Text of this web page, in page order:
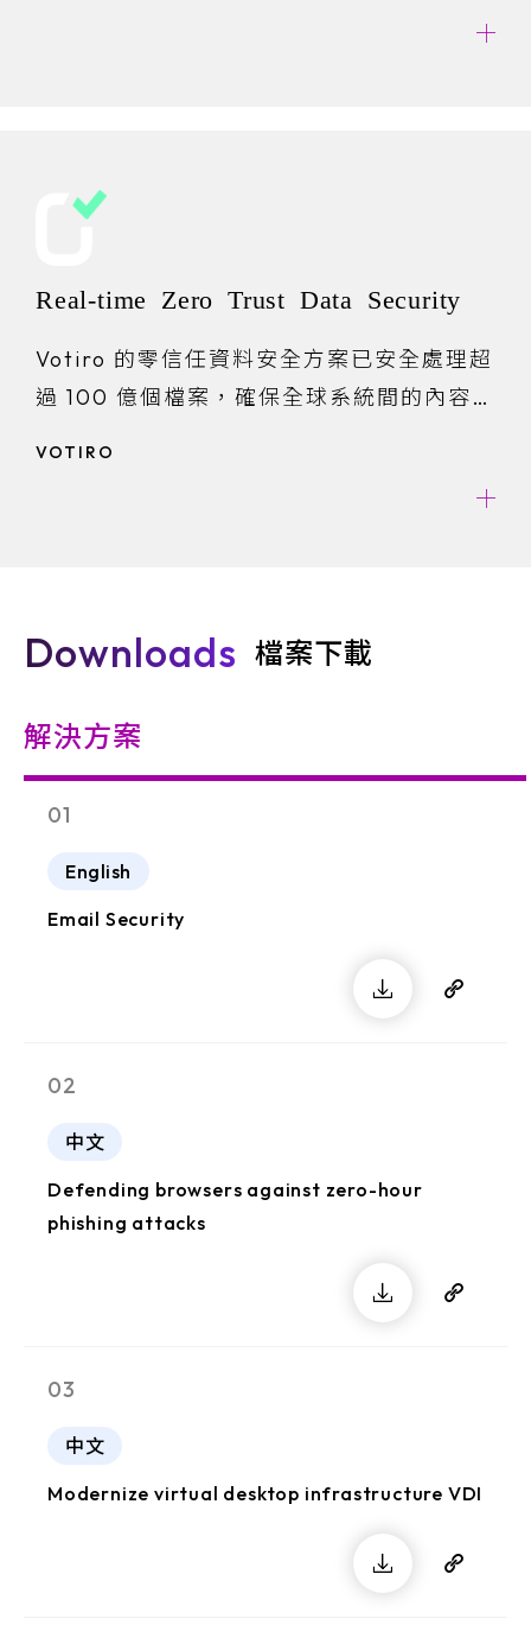
Real-time Zero Trust Data Security
Votiro 的零信任資料安全方案已安全處理超
過 100 億個檔案，確保全球系統間的內容下
VOTIRO
Downloads 檔案下載
解決方案
01
English
Email Security
02
中文
Defending browsers against zero-hour
phishing attacks
03
中文
Modernize virtual desktop infrastructure VDI